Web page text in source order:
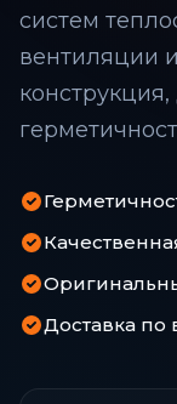
систем
вентиляции
конструкция,
Доставка по